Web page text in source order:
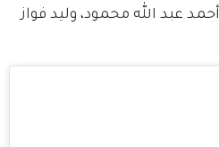
عبد الله محمود، وليد فواز